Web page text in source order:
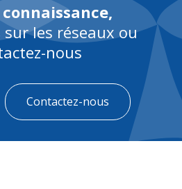
connaissance,
les réseaux ou
nous
Contactez-nous